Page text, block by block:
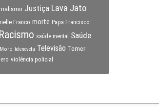
Justiça Lava Jato
Franco morte Papa Francisco
Racismo saúde mental
Saúde
telenovela Televisão Temer
violência policial